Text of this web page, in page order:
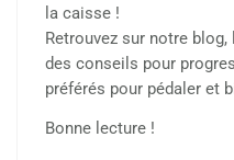
la caisse !
Retrouvez sur notre
des conseils pour
préférés pour pédaler et
Bonne lecture !